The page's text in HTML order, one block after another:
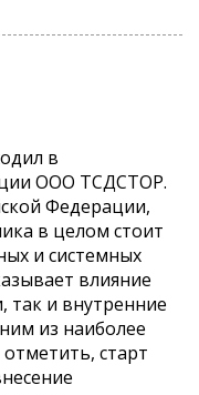
в
ООО ТСДСТОР.
Федерации,
в целом стоит
и системных
влияние
так и внутренние
из наиболее
старт